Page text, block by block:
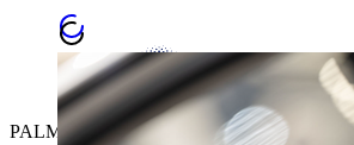
PALMA